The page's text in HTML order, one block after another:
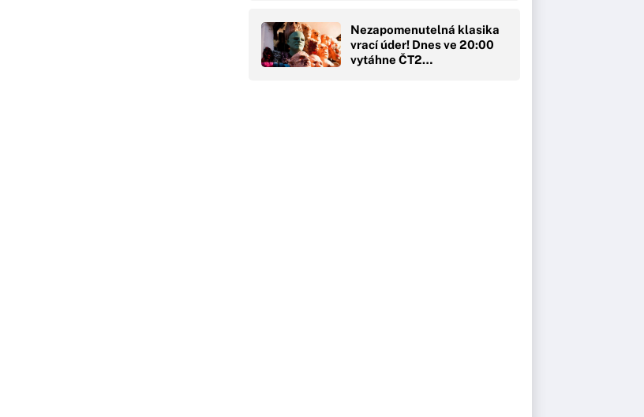
Nezapomenutelná klasika
vrací úder! Dnes ve 20:00
vytáhne ČT2…